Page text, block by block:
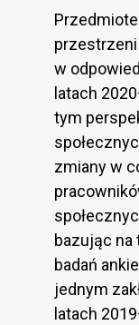
w
latach
tym
zmiany w
bazując na
badań
jednym
latach